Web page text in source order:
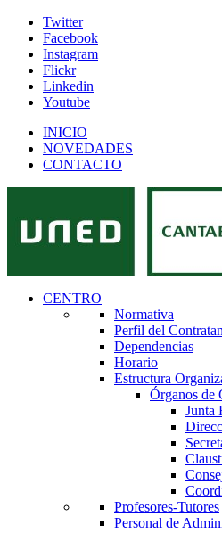
Twitter
Facebook
Instagram
Flickr
Linkedin
Youtube
INICIO
NOVEDADES
CONTACTO
CENTRO
Normativa
Perfil del
Dependencias
Horario
Estructura
Órganos de
Junta
Profesores-Tutores
Personal de